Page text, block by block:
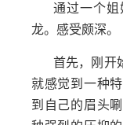
通过一个
龙。感受颇深。
首先，刚开
就感觉到一种
到自己的眉头